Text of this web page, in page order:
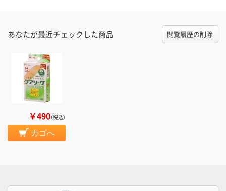
あなたが最近チェックした商品 閲覧履歴の削除
￥490（税込）
カゴへ